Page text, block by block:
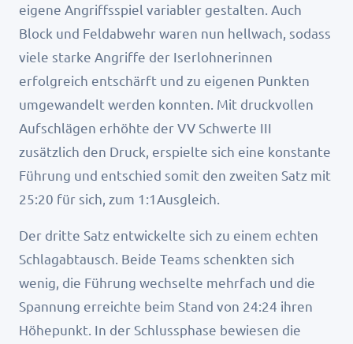
eigene Angriffsspiel variabler gestalten. Auch
Block und Feldabwehr waren nun hellwach, sodass
viele starke Angriffe der Iserlohnerinnen
erfolgreich entschärft und zu eigenen Punkten
umgewandelt werden konnten. Mit druckvollen
Aufschlägen erhöhte der VV Schwerte III
zusätzlich den Druck, erspielte sich eine konstante
Führung und entschied somit den zweiten Satz mit
25:20 für sich, zum 1:1Ausgleich.
Der dritte Satz entwickelte sich zu einem echten
Schlagabtausch. Beide Teams schenkten sich
wenig, die Führung wechselte mehrfach und die
Spannung erreichte beim Stand von 24:24 ihren
Höhepunkt. In der Schlussphase bewiesen die